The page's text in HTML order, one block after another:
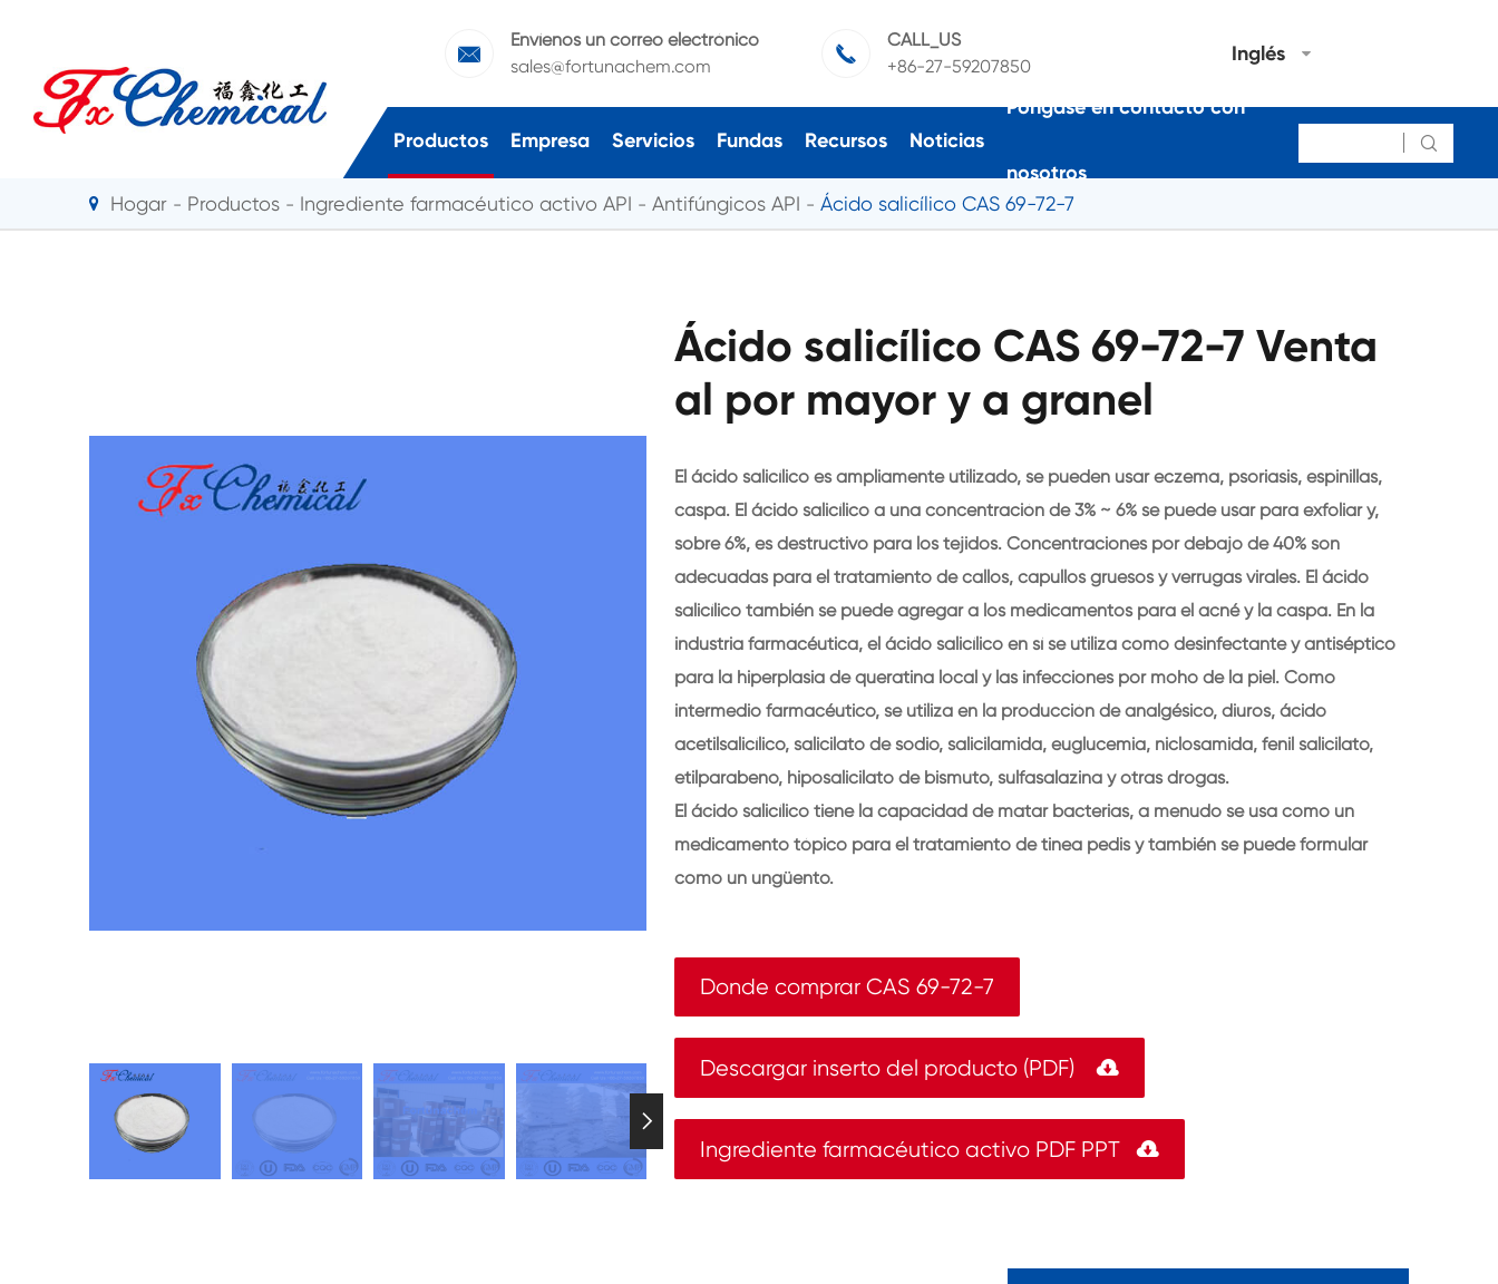

Envíenos un correo electrónico
sales@fortunachem.com

CALL_US
+86-27-59207850
Inglés
Productos Empresa Servicios Fundas Recursos Noticias
Póngase en contacto con
nosotros

Hogar Productos Ingrediente farmacéutico activo API Antifúngicos API Ácido salicílico CAS 69-72-7

Ácido salicílico CAS 69-72-7 Venta
al por mayor y a granel
El ácido salicílico es ampliamente utilizado, se pueden usar eczema, psoriasis, espinillas,
caspa. El ácido salicílico a una concentración de 3% ~ 6% se puede usar para exfoliar y,
sobre 6%, es destructivo para los tejidos. Concentraciones por debajo de 40% son
adecuadas para el tratamiento de callos, capullos gruesos y verrugas virales. El ácido
salicílico también se puede agregar a los medicamentos para el acné y la caspa. En la
industria farmacéutica, el ácido salicílico en sí se utiliza como desinfectante y antiséptico
para la hiperplasia de queratina local y las infecciones por moho de la piel. Como
intermedio farmacéutico, se utiliza en la producción de analgésico, diuros, ácido
acetilsalicílico, salicilato de sodio, salicilamida, euglucemia, niclosamida, fenil salicilato,
etilparabeno, hiposalicilato de bismuto, sulfasalazina y otras drogas.
El ácido salicílico tiene la capacidad de matar bacterias, a menudo se usa como un
medicamento tópico para el tratamiento de tinea pedis y también se puede formular
como un ungüento.
Donde comprar CAS 69-72-7
Descargar inserto del producto (PDF) 
Ingrediente farmacéutico activo PDF PPT 